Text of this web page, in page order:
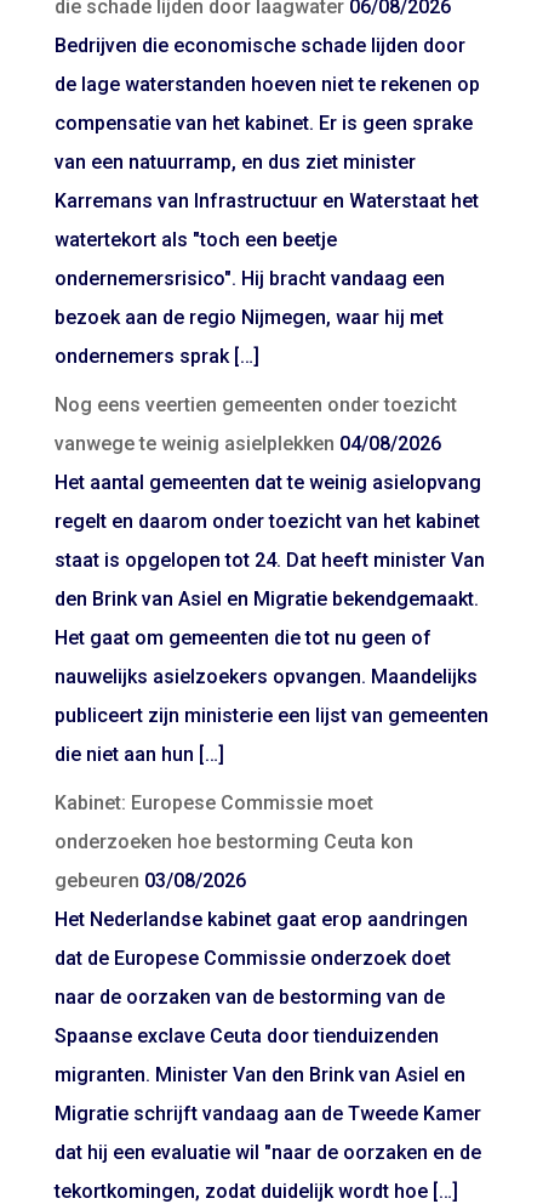
die schade lijden door laagwater 06/08/2026
Bedrijven die economische schade lijden door
de lage waterstanden hoeven niet te rekenen op
compensatie van het kabinet. Er is geen sprake
van een natuurramp, en dus ziet minister
Karremans van Infrastructuur en Waterstaat het
watertekort als "toch een beetje
ondernemersrisico". Hij bracht vandaag een
bezoek aan de regio Nijmegen, waar hij met
ondernemers sprak […]
Nog eens veertien gemeenten onder toezicht
vanwege te weinig asielplekken 04/08/2026
Het aantal gemeenten dat te weinig asielopvang
regelt en daarom onder toezicht van het kabinet
staat is opgelopen tot 24. Dat heeft minister Van
den Brink van Asiel en Migratie bekendgemaakt.
Het gaat om gemeenten die tot nu geen of
nauwelijks asielzoekers opvangen. Maandelijks
publiceert zijn ministerie een lijst van gemeenten
die niet aan hun […]
Kabinet: Europese Commissie moet
onderzoeken hoe bestorming Ceuta kon
gebeuren 03/08/2026
Het Nederlandse kabinet gaat erop aandringen
dat de Europese Commissie onderzoek doet
naar de oorzaken van de bestorming van de
Spaanse exclave Ceuta door tienduizenden
migranten. Minister Van den Brink van Asiel en
Migratie schrijft vandaag aan de Tweede Kamer
dat hij een evaluatie wil "naar de oorzaken en de
tekortkomingen, zodat duidelijk wordt hoe […]